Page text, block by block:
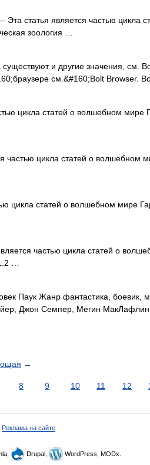
Эта статья является частью цикла
зоология …
и другие значения, см.
см.&#160;Bolt Browser.
цикла статей о волшебном мире
частью цикла статей о волшебном
цикла статей о волшебном мире
частью цикла статей о
…
Паук Жанр фантастика, боевик,
Джон Семпер, Мегин МакЛафлин
→
8 9 10 11 12
Реклама на сайте
Drupal, WordPress, MODx.